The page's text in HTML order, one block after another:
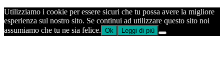
Utilizziamo i cookie per essere sicuri che tu possa avere la migliore
esperienza sul nostro sito. Se continui ad utilizzare questo sito noi
assumiamo che tu ne sia felice. Ok Leggi di più